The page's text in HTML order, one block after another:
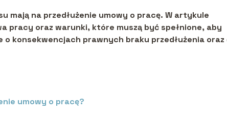
mają na przedłużenie umowy o pracę. W artykule
pracy oraz warunki, które muszą być spełnione, aby
o konsekwencjach prawnych braku przedłużenia oraz
umowy o pracę?